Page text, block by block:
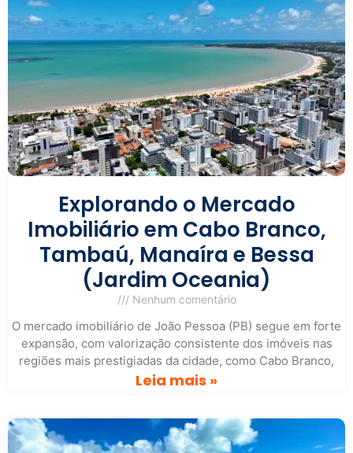
Explorando o Mercado
Imobiliário em Cabo Branco,
Tambaú, Manaíra e Bessa
(Jardim Oceania)
Nenhum comentário
O mercado imobiliário de João Pessoa (PB) segue em forte
expansão, com valorização consistente dos imóveis nas
regiões mais prestigiadas da cidade, como Cabo Branco,
Leia mais »